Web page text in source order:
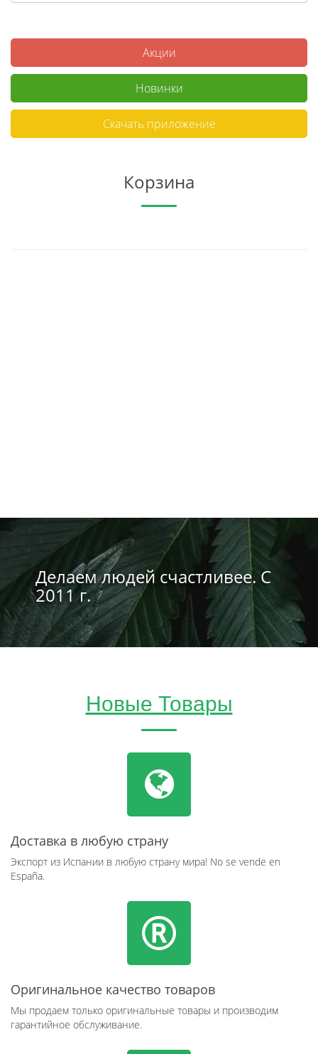
Акции
Новинки
Скачать приложение
Корзина
Делаем людей счастливее. С
2011 г.
Новые Товары
Доставка в любую страну
Экспорт из Испании в любую страну мира! No se vende en
España.
Оригинальное качество товаров
Мы продаем только оригинальные товары и производим
гарантийное обслуживание.